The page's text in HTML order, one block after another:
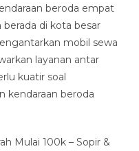
beroda empat
di kota besar
mobil sewa
layanan antar
kuatir soal
kendaraan beroda
Mulai 100k – Sopir &